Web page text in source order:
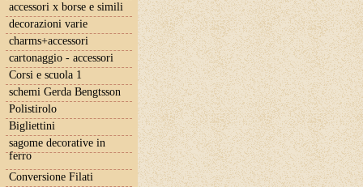
accessori x borse e simili
decorazioni varie
charms+accessori
cartonaggio - accessori
Corsi e scuola 1
schemi Gerda Bengtsson
Polistirolo
Bigliettini
sagome decorative in
ferro
Conversione Filati